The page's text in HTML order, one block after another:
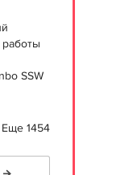
SSW
Еще 1454